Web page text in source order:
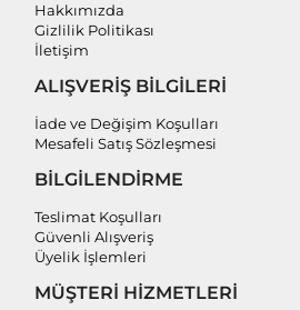
Hakkımızda
Gizlilik Politikası
İletişim
ALIŞVERİŞ BİLGİLERİ
İade ve Değişim Koşulları
Mesafeli Satış Sözleşmesi
BİLGİLENDİRME
Teslimat Koşulları
Güvenli Alışveriş
Üyelik İşlemleri
MÜŞTERİ HİZMETLERİ